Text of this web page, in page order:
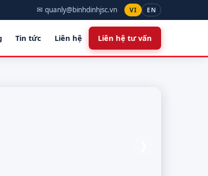
✉ quanly@binhdinhjsc.vn VI EN
Tin tức Liên hệ Liên hệ tư vấn